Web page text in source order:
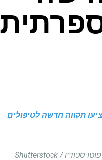
יתר לשפוך עד 16% ממשקל גופם, והציעו תקווה חדשה לטיפולים